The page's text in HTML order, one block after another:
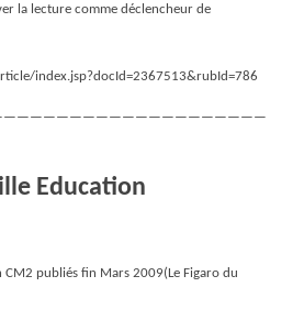
la lecture comme déclencheur de
index.jsp?docId=2367513&rubId=786
Education
CM2 publiés fin Mars 2009(Le Figaro du